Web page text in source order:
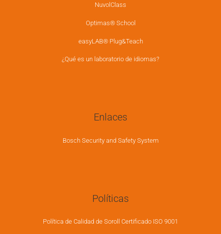
NuvolClass
Optimas® School
easyLAB® Plug&Teach
¿Qué es un laboratorio de idiomas?
Enlaces
Bosch Security and Safety System
Políticas
Política de Calidad de Soroll Certificado ISO 9001